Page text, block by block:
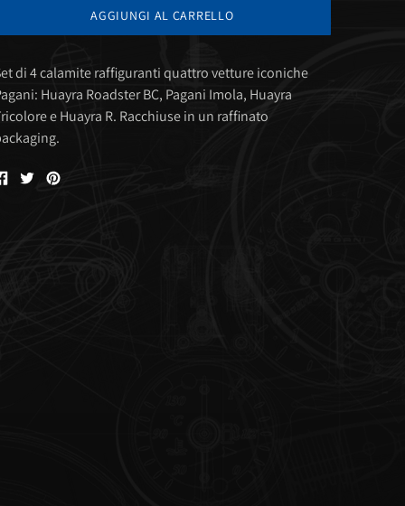
AGGIUNGI AL CARRELLO
di 4 calamite raffiguranti quattro vetture iconiche
Huayra Roadster BC, Pagani Imola, Huayra
e Huayra R. Racchiuse in un raffinato
Condividi
su
CondividiCondividi